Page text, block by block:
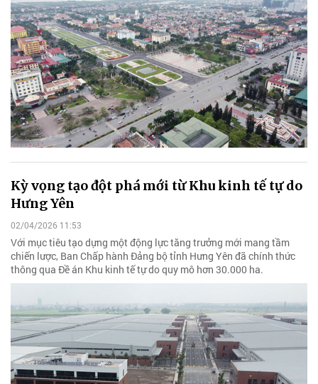
Kỳ vọng tạo đột phá mới từ Khu kinh tế tự do
Hưng Yên
02/04/2026 11:53
Với mục tiêu tạo dựng một động lực tăng trưởng mới mang tầm
chiến lược, Ban Chấp hành Đảng bộ tỉnh Hưng Yên đã chính thức
thông qua Đề án Khu kinh tế tự do quy mô hơn 30.000 ha.